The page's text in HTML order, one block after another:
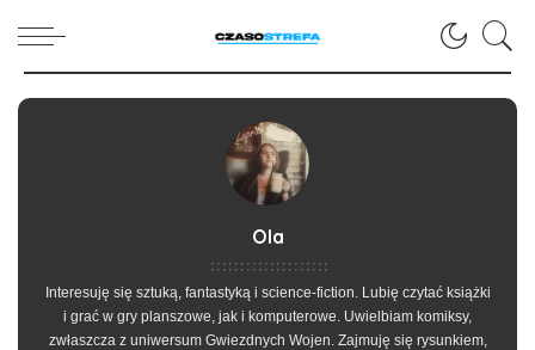
Ola
Interesuję się sztuką, fantastyką i science-fiction. Lubię czytać książki
i grać w gry planszowe, jak i komputerowe. Uwielbiam komiksy,
zwłaszcza z uniwersum Gwiezdnych Wojen. Zajmuję się rysunkiem,